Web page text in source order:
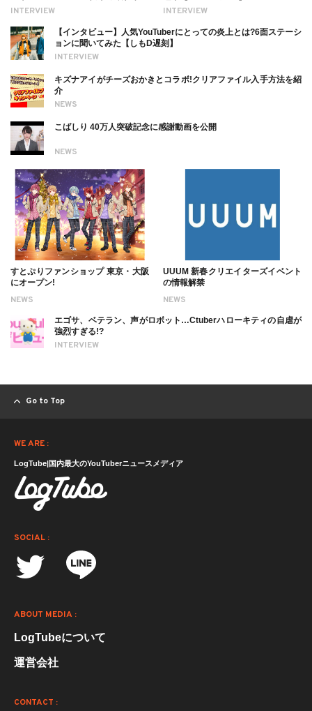
INTERVIEW
ついても
INTERVIEW
INTERVIEW
【インタビュー】人気YouTuberにとっての炎上とは?6面ステーシ
ョンに聞いてみた【しもD遅刻】
NEWS
キズナアイがチーズおかきとコラボ!クリアファイル入手方法を紹
介
NEWS
こばしり 40万人突破記念に感謝動画を公開
NEWS
すとぷりファンショップ 東京・大阪
にオープン!
NEWS
UUUM 新春クリエイターズイベント
の情報解禁
INTERVIEW
エゴサ、ベテラン、声がロボット…Ctuberハローキティの自虐が
強烈すぎる!?
Go to Top
WE ARE :
LogTube|国内最大のYouTuberニュースメディア
SOCIAL :
ABOUT MEDIA :
LogTubeについて
運営会社
CONTACT :